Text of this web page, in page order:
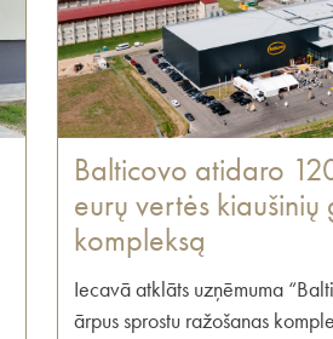
Balticovo atidaro
eurų vertės
kompleksą
Iecavā atklāts uzņēmuma
ārpus sprostu ražošanas